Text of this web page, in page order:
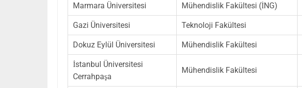
Marmara Üniversitesi Mühendislik Fakültesi (İNG)
Gazi Üniversitesi Teknoloji Fakültesi
Dokuz Eylül Üniversitesi Mühendislik Fakültesi
İstanbul Üniversitesi
Cerrahpaşa
Mühendislik Fakültesi